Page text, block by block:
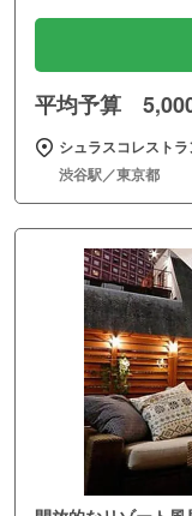
平均予算
シュラスコレスト
渋谷駅／東京都